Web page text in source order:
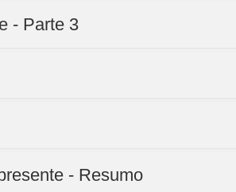
- Parte 3
- Resumo